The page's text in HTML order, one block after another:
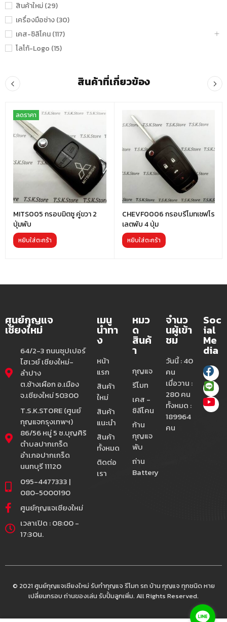
สินค้าใหม่ (29)
เครื่องมือช่าง (30)
เคส-ซิลิโคน (117)
โลโก้-Logo (15)
สินค้าที่เกี่ยวข้อง
ลดราคา
MITS005 กรอบมิตซู คู่ขวา 2
ปุ่มพับ
หยิบใส่ตะกร้า
CHEVF0006 กรอบรีโมทเชฟโร
เลตพับ 4 ปุ่ม
หยิบใส่ตะกร้า
ศูนย์กุญแจ
เชียงใหม่
64/2-3 ถนนซุปเปอร์
ไฮเวย์ เชียงใหม่-
ลำปาง
ต.ช้างเผือก อ.เมือง
จ.เชียงใหม่ 50300
T.S.K.STORE (ศูนย์
กุญแจกรุงเทพฯ)
86/56 หมู่ 5 ซ.บุญศิริ
ตำบลปากเกร็ด
อำเภอปากเกร็ด
นนทบุรี 11120
095-4477333 |
080-5000190
ศูนย์กุญแจเชียงใหม่
เวลาเปิด : 08:00 -
17:30น.
เมนู
นำทา
ง
หน้า
แรก
สินค้า
ใหม่
สินค้า
แนะนำ
สินค้า
ทั้งหมด
ติดต่อ
เรา
หมว
ด
สินค้
า
กุญแจ
รีโมท
เคส -
ซิลีโคน
ก้าน
กุญแจ
พับ
ถ่าน
Battery
จำนว
นผู้เข้า
ชม
วันนี้ : 40
คน
เมื่อวาน :
280 คน
ทั้งหมด :
189964
คน
Soc
ial
Me
dia
© 2021 ศูนย์กุญแจเชียงใหม่ รับทำกุญแจ รีโมท รถ บ้าน กุญแจ ทุกชนิด หาย
เปลี่ยนกรอบ ถ่านของเล่น รับปั้มลูกเพิ่ม. All Rights Reserved.